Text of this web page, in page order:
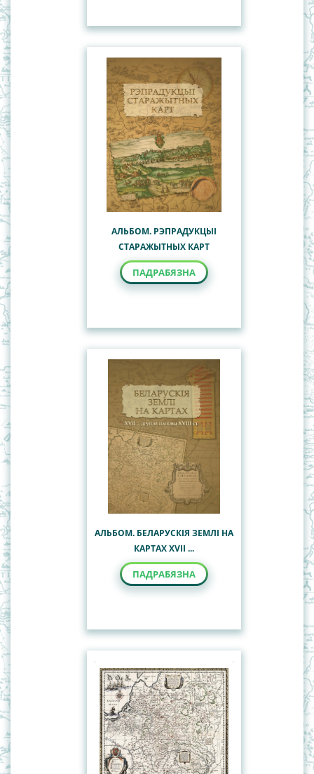
АЛЬБОМ. РЭПРАДУКЦЫІ
СТАРАЖЫТНЫХ КАРТ
ПАДРАБЯЗНА
АЛЬБОМ. БЕЛАРУСКІЯ ЗЕМЛІ НА
КАРТАХ XVII ...
ПАДРАБЯЗНА